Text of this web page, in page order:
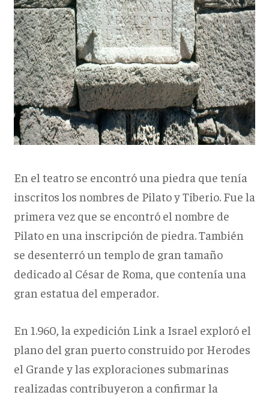
En el teatro se encontró una piedra que tenía
inscritos los nombres de Pilato y Tiberio. Fue la
primera vez que se encontró el nombre de
Pilato en una inscripción de piedra. También
se desenterró un templo de gran tamaño
dedicado al César de Roma, que contenía una
gran estatua del emperador.
En 1.960, la expedición Link a Israel exploró el
plano del gran puerto construido por Herodes
el Grande y las exploraciones submarinas
realizadas contribuyeron a confirmar la